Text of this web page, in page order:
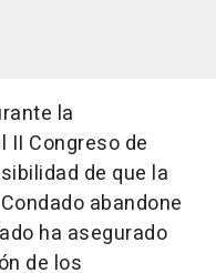
la
II Congreso de
de que la
abandone
ha asegurado
de los